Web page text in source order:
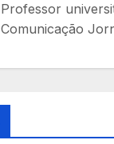
Professor
Comunicação